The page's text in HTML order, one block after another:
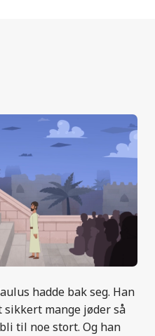
hadde bak seg. Han
mange jøder så
til noe stort. Og han